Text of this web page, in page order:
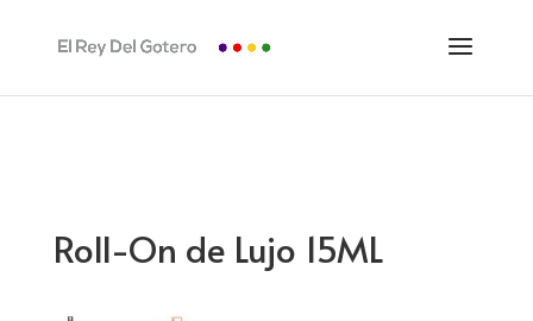
Roll-On de Lujo 15ML